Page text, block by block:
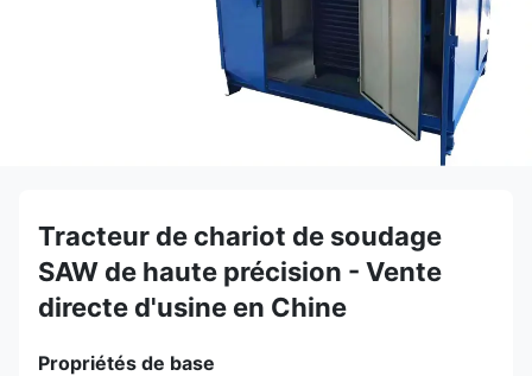
Tracteur de chariot de soudage
SAW de haute précision - Vente
directe d'usine en Chine
Propriétés de base